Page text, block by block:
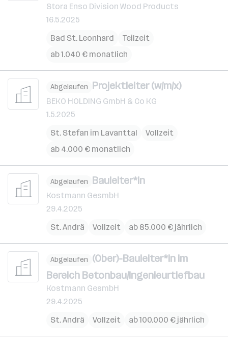
Stora Enso Division Wood Products
16.5.2025
Bad St. Leonhard
Teilzeit
ab 1.040 € monatlich
Abgelaufen Projektleiter (w/m/x)
BEKO HOLDING GmbH & Co KG
1.5.2025
St. Stefan im Lavanttal
Vollzeit
ab 4.000 € monatlich
Abgelaufen Bauleiter*in
Kostmann GesmbH
29.4.2025
St. Andrä
Vollzeit ab 85.000 € jährlich
Abgelaufen (Ober)-Bauleiter*in im
Bereich Betonbau/Ingenieurtiefbau
Kostmann GesmbH
29.4.2025
St. Andrä
Vollzeit ab 100.000 € jährlich